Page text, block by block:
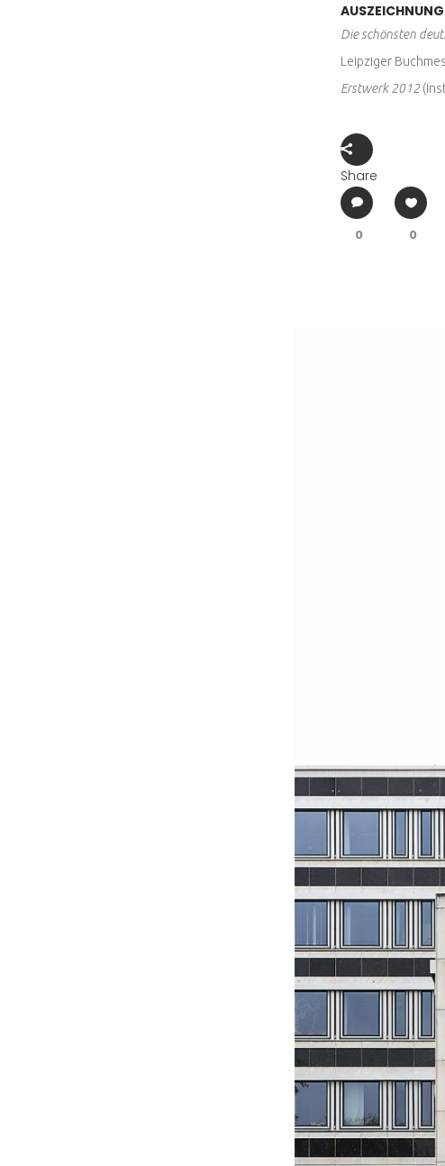
Die schönsten
Leipziger
Erstwerk 2012
Share
0 0